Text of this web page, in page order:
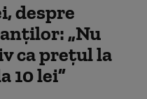
despre
„Nu
ca preţul la
10 lei”